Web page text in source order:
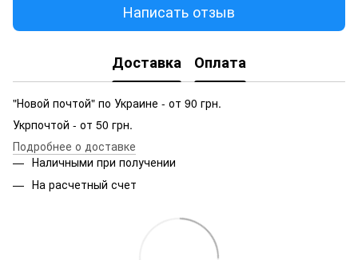
Написать отзыв
Доставка Оплата
"Новой почтой" по Украине - от 90 грн.
Укрпочтой - от 50 грн.
Подробнее о доставке
Наличными при получении
На расчетный счет